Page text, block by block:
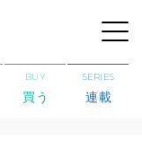
BUY
買う
SERIES
連載